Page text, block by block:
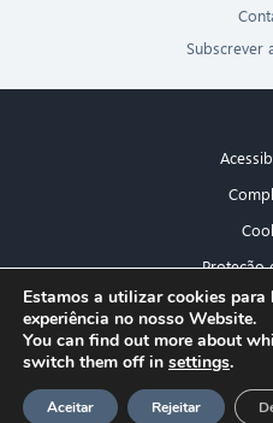
Subscrever
Proteção
Estamos a utilizar cookies
experiência no nosso Website.
You can find out more about
switch them off in settings.
Aceitar Rejeitar